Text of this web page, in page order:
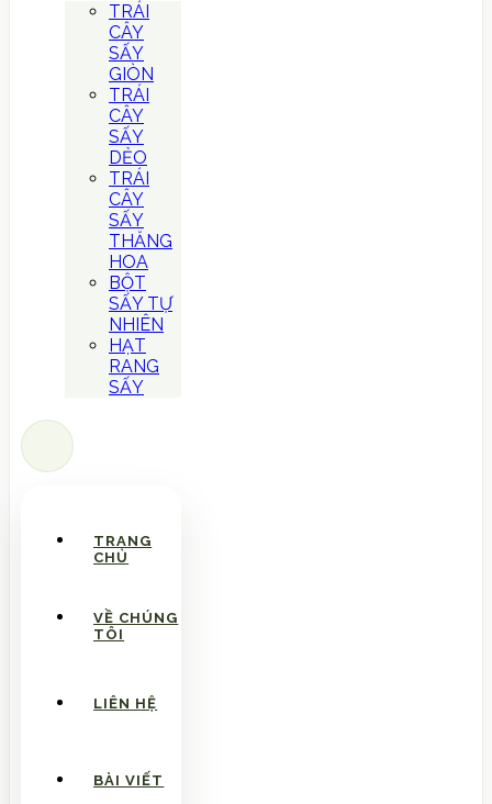
TRÁI
CÂY
SẤY
GIÒN
TRÁI
CÂY
SẤY
DẺO
TRÁI
CÂY
SẤY
THĂNG
HOA
BỘT
SẤY TỰ
NHIÊN
HẠT
RANG
SẤY
TRANG
CHỦ
VỀ CHÚNG
TÔI
LIÊN HỆ
BÀI VIẾT